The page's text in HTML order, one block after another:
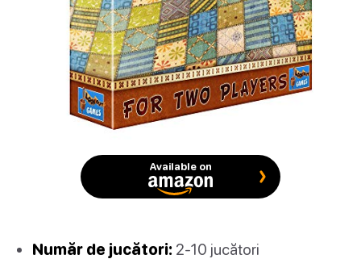
Available on
Număr de jucători: 2-10 jucători